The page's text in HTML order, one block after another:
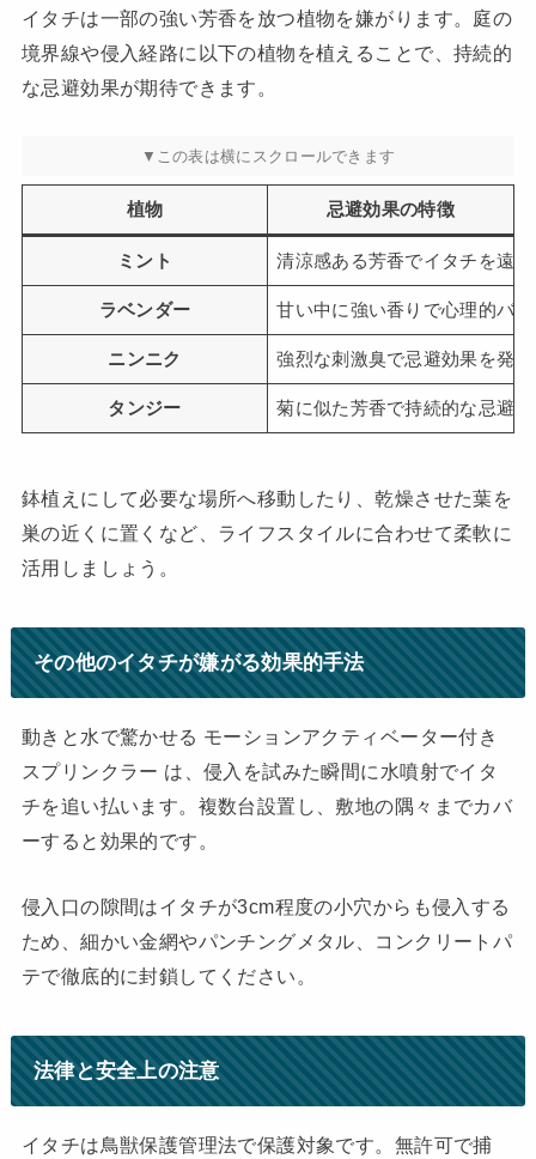
イタチは一部の強い芳香を放つ植物を嫌がります。庭の
境界線や侵入経路に以下の植物を植えることで、持続的
な忌避効果が期待できます。
植物 忌避効果の特徴
ミント 清涼感ある芳香でイタチを遠
ラベンダー 甘い中に強い香りで心理的バ
ニンニク 強烈な刺激臭で忌避効果を発揮
タンジー 菊に似た芳香で持続的な忌避
鉢植えにして必要な場所へ移動したり、乾燥させた葉を
巣の近くに置くなど、ライフスタイルに合わせて柔軟に
活用しましょう。
その他のイタチが嫌がる効果的手法
動きと水で驚かせる モーションアクティベーター付き
スプリンクラー は、侵入を試みた瞬間に水噴射でイタ
チを追い払います。複数台設置し、敷地の隅々までカバ
ーすると効果的です。
侵入口の隙間はイタチが3cm程度の小穴からも侵入する
ため、細かい金網やパンチングメタル、コンクリートパ
テで徹底的に封鎖してください。
法律と安全上の注意
イタチは鳥獣保護管理法で保護対象です。無許可で捕